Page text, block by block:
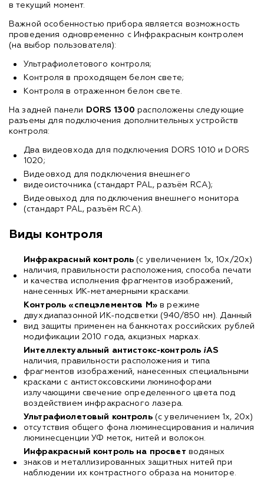
в текущий момент.
Важной особенностью прибора является возможность
проведения одновременно с Инфракрасным контролем
(на выбор пользователя):
Ультрафиолетового контроля;
Контроля в проходящем белом свете;
Контроля в отраженном белом свете.
На задней панели DORS 1300 расположены следующие
разъемы для подключения дополнительных устройств
контроля:
Два видеовхода для подключения DORS 1010 и DORS
1020;
Видеовход для подключения внешнего
видеоисточника (стандарт PAL, разъём RCA);
Видеовыход для подключения внешнего монитора
(стандарт PAL, разъём RCA).
Виды контроля
Инфракрасный контроль (с увеличением 1х, 10х/20х)
наличия, правильности расположения, способа печати
и качества исполнения фрагментов изображений,
нанесенных ИК-метамерными красками.
Контроль «спецэлементов М»в режиме
двухдиапазонной ИК-подсветки (940/850 нм). Данный
вид защиты применен на банкнотах российских рублей
модификации 2010 года, акцизных марках.
Интеллектуальный антистокс-контроль iAS
наличия, правильности расположения и типа
фрагментов изображений, нанесенных специальными
красками с антистоксовскими люминофорами
излучающими свечение определенного цвета под
воздействием инфракрасного лазера.
Ультрафиолетовый контроль(с увеличением 1х, 20х)
отсутствия общего фона люминесцирования и наличия
люминесценции УФ меток, нитей и волокон.
Инфракрасный контроль на просвет водяных
знаков и металлизированных защитных нитей при
наблюдении их контрастного образа на мониторе.